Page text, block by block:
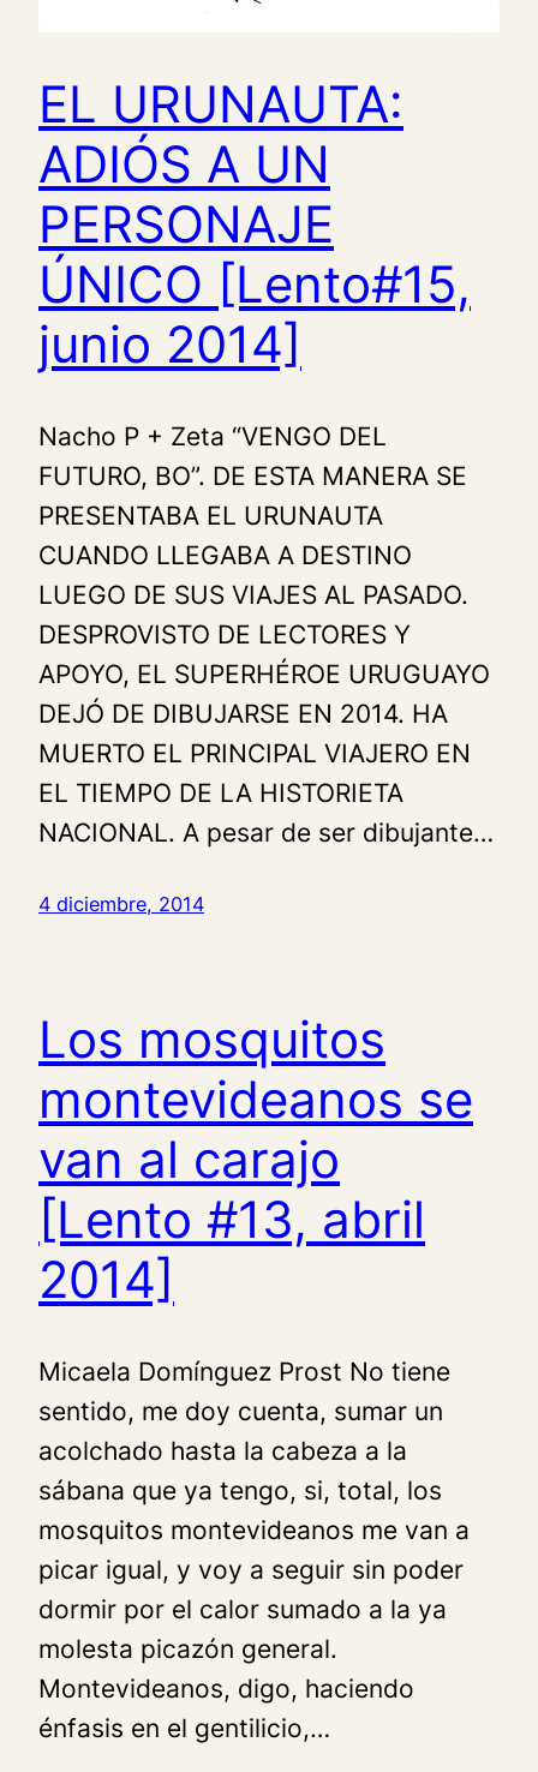
EL URUNAUTA:
ADIÓS A UN
PERSONAJE
ÚNICO [Lento#15,
junio 2014]
Nacho P + Zeta “VENGO DEL
FUTURO, BO”. DE ESTA MANERA SE
PRESENTABA EL URUNAUTA
CUANDO LLEGABA A DESTINO
LUEGO DE SUS VIAJES AL PASADO.
DESPROVISTO DE LECTORES Y
APOYO, EL SUPERHÉROE URUGUAYO
DEJÓ DE DIBUJARSE EN 2014. HA
MUERTO EL PRINCIPAL VIAJERO EN
EL TIEMPO DE LA HISTORIETA
NACIONAL. A pesar de ser dibujante…
4 diciembre, 2014
Los mosquitos
montevideanos se
van al carajo
[Lento #13, abril
2014]
Micaela Domínguez Prost No tiene
sentido, me doy cuenta, sumar un
acolchado hasta la cabeza a la
sábana que ya tengo, si, total, los
mosquitos montevideanos me van a
picar igual, y voy a seguir sin poder
dormir por el calor sumado a la ya
molesta picazón general.
Montevideanos, digo, haciendo
énfasis en el gentilicio,…